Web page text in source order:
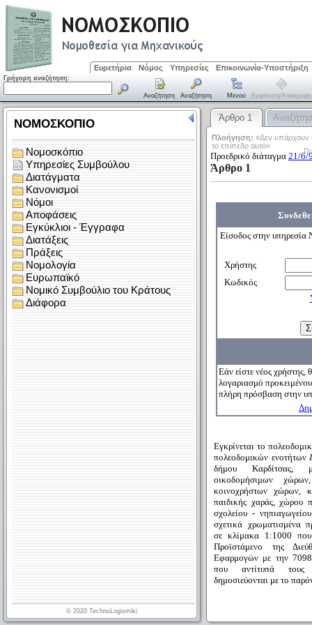
Ευρετήρια Νόμος Υπηρεσίες Επικοινωνία-Υποστήριξη
Γρήγορη αναζήτηση:
Αναζήτηση Αναζήτηση Μενού Εμφάνιση/απόκρυψη
Άρθρο 1